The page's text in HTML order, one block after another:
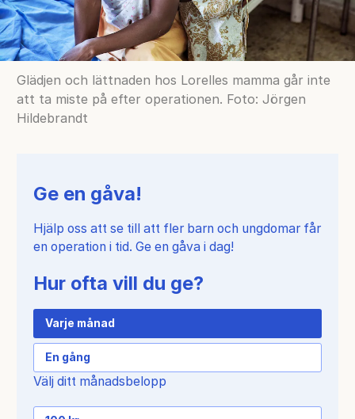
Glädjen och lättnaden hos Lorelles mamma går inte
att ta miste på efter operationen. Foto: Jörgen
Hildebrandt
Ge en gåva!
Hjälp oss att se till att fler barn och ungdomar får
en operation i tid. Ge en gåva i dag!
Hur ofta vill du ge?
Varje månad
En gång
Välj ditt månadsbelopp